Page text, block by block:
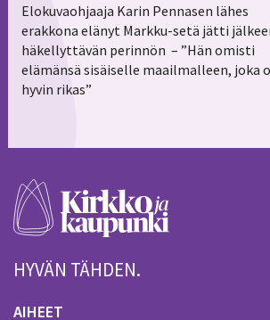
Elokuvaohjaaja Karin Pennasen lähes
erakkona elänyt Markku-setä jätti
häkellyttävän perinnön – ”Hän omisti
elämänsä sisäiselle maailmalleen, joka
hyvin rikas”
HYVÄN TÄHDEN.
AIHEET